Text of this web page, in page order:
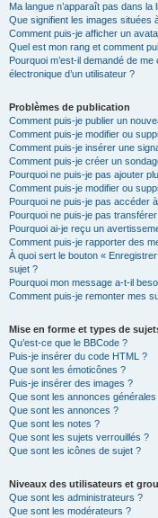
Ma langue n’apparaît pas dans la
Que signifient les images situées
Comment puis-je afficher un
Quel est mon rang et comment
Pourquoi m’est-il demandé de
électronique d’un utilisateur ?
Problèmes de publication
Comment puis-je publier un
Comment puis-je modifier ou
Comment puis-je insérer une
Comment puis-je créer un
Pourquoi ne puis-je pas ajouter
Comment puis-je modifier ou
Pourquoi ne puis-je pas accéder
Pourquoi ne puis-je pas
Pourquoi ai-je reçu un
Comment puis-je rapporter des
À quoi sert le bouton «
sujet ?
Pourquoi mon message a-t-il
Comment puis-je remonter mes
Mise en forme et types de
Qu’est-ce que le BBCode ?
Puis-je insérer du code HTML ?
Que sont les émoticônes ?
Puis-je insérer des images ?
Que sont les annonces générales
Que sont les annonces ?
Que sont les notes ?
Que sont les sujets verrouillés ?
Que sont les icônes de sujet ?
Niveaux des utilisateurs et
Que sont les administrateurs ?
Que sont les modérateurs ?